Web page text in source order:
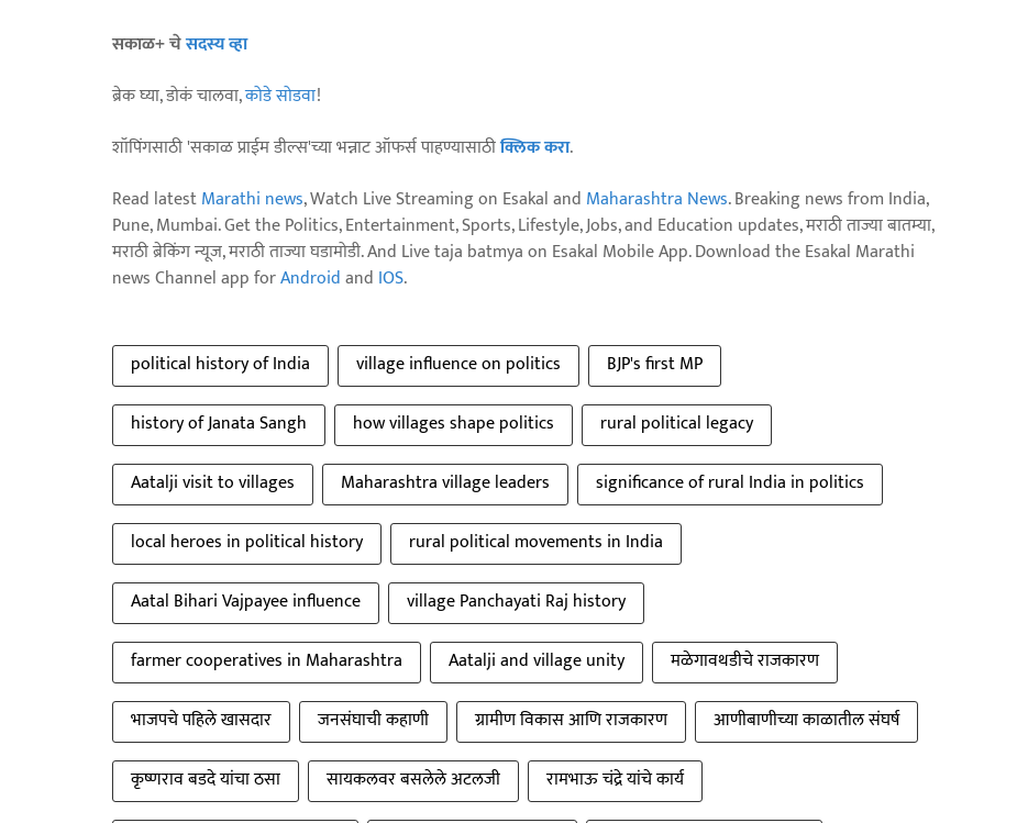
सकाळ+ चेसदस्य व्हा
ब्रेक घ्या, डोकं चालवा,कोडे सोडवा!
शॉपिंगसाठी 'सकाळ प्राईम डील्स'च्या भन्नाट ऑफर्स पाहण्यासाठीक्लिक करा.
Read latestMarathi news, Watch Live Streaming on Esakal and Maharashtra News. Breaking news from India,
Pune, Mumbai. Get the Politics, Entertainment, Sports, Lifestyle, Jobs, and Education updates, मराठी ताज्या बातम्या,
मराठी ब्रेकिंग न्यूज, मराठी ताज्या घडामोडी. And Live taja batmya on Esakal Mobile App. Download the Esakal Marathi
news Channel app forAndroidand IOS.
political history of India village influence on politics
BJP's first MP
history of Janata Sangh
how villages shape politics
rural political legacy
Aatalji visit to villages
Maharashtra village leaders
significance of rural India in politics
local heroes in political history
rural political movements in India
Aatal Bihari Vajpayee influence
village Panchayati Raj history
farmer cooperatives in Maharashtra
Aatalji and village unity
मळेगावथडीचे राजकारण
भाजपचे पहिले खासदार
जनसंघाची कहाणी ग्रामीण विकास आणि राजकारण
आणीबाणीच्या काळातील संघर्ष
कृष्णराव बडदे यांचा ठसा
सायकलवर बसलेले अटलजी रामभाऊ चंद्रे यांचे कार्य